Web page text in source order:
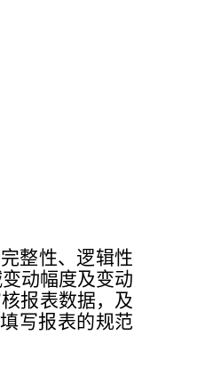
整性、逻辑性
动幅度及变动
报表数据，及
写报表的规范